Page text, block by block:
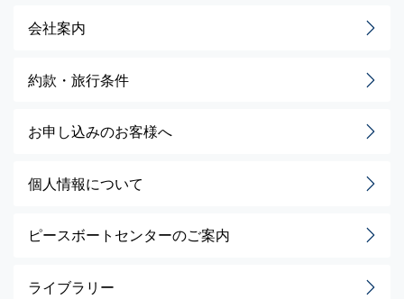
会社案内
約款・旅行条件
お申し込みのお客様へ
個人情報について
ピースボートセンターのご案内
ライブラリー